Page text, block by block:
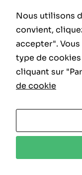
WEZEN
Nous utilisons
convient,
accepter".
type de
cliquant sur
de cookie